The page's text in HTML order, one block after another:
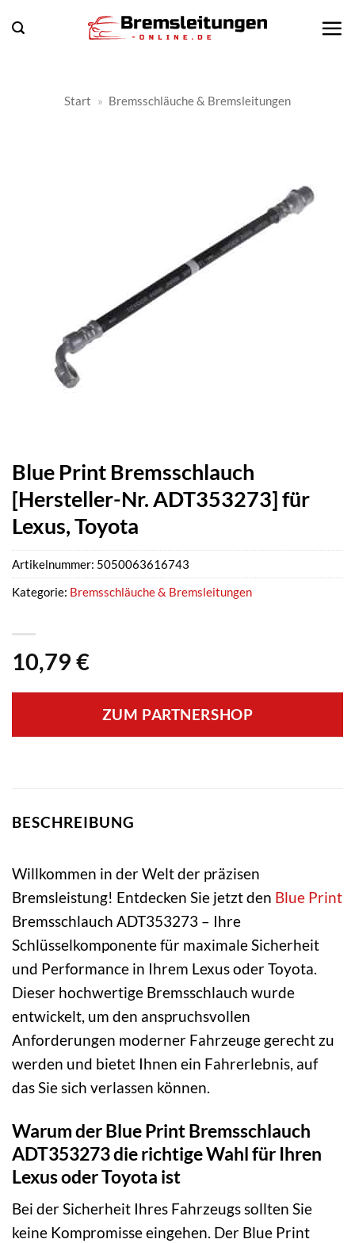
Inhalt
Start » Bremsschläuche & Bremsleitungen
Blue Print Bremsschlauch
[Hersteller-Nr. ADT353273] für
Lexus, Toyota
10,79 €
ZUM PARTNERSHOP
Artikelnummer: 5050063616743
Kategorie: Bremsschläuche & Bremsleitungen
BESCHREIBUNG
Willkommen in der Welt der präzisen
Bremsleistung! Entdecken Sie jetzt den Blue Print
Bremsschlauch ADT353273 – Ihre
Schlüsselkomponente für maximale Sicherheit
und Performance in Ihrem Lexus oder Toyota.
Dieser hochwertige Bremsschlauch wurde
entwickelt, um den anspruchsvollen
Anforderungen moderner Fahrzeuge gerecht zu
werden und bietet Ihnen ein Fahrerlebnis, auf
das Sie sich verlassen können.
Warum der Blue Print Bremsschlauch
ADT353273 die richtige Wahl für Ihren
Lexus oder Toyota ist
Bei der Sicherheit Ihres Fahrzeugs sollten Sie
keine Kompromisse eingehen. Der Blue Print